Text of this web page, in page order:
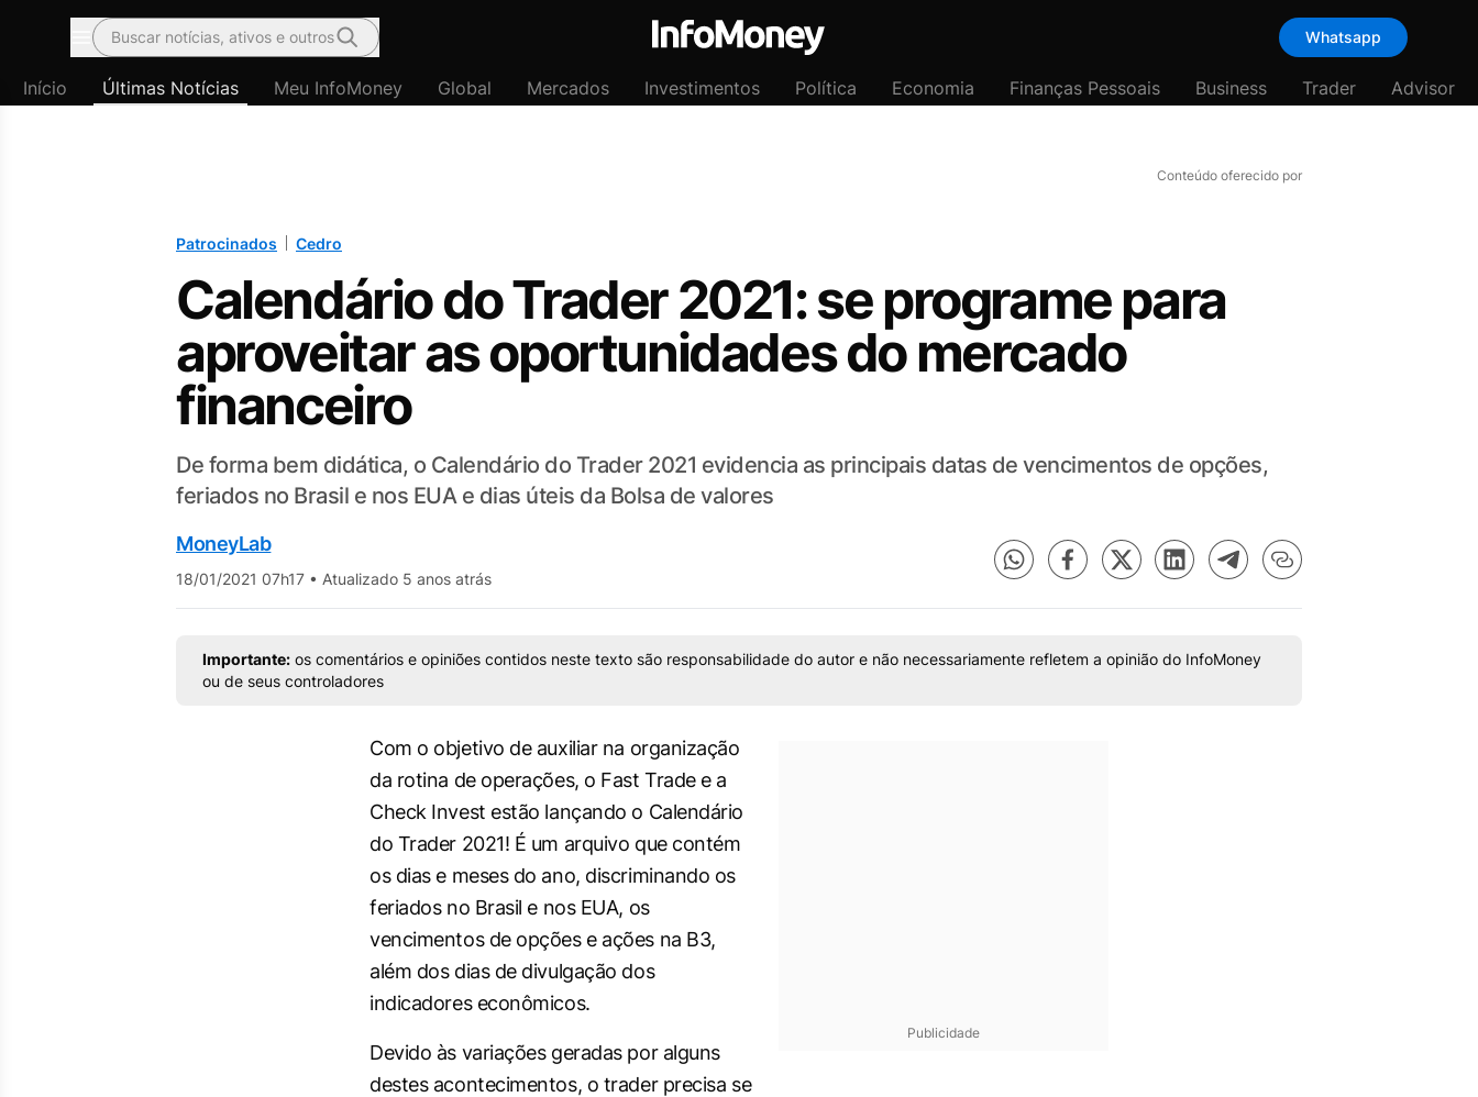
Menu
Buscar notícias, ativos e outros Whatsapp
Início Últimas Notícias Meu InfoMoney Global Mercados Investimentos Política Economia Finanças Pessoais Business Trader Advisor
Conteúdo oferecido por
Patrocinados Cedro
Calendário do Trader 2021: se programe para
aproveitar as oportunidades do mercado
financeiro
De forma bem didática, o Calendário do Trader 2021 evidencia as principais datas de vencimentos de opções,
feriados no Brasil e nos EUA e dias úteis da Bolsa de valores
MoneyLab
18/01/2021 07h17 • Atualizado 5 anos atrás
Importante: os comentários e opiniões contidos neste texto são responsabilidade do autor e não necessariamente refletem a opinião do InfoMoney
ou de seus controladores
Publicidade
Com o objetivo de auxiliar na organização
da rotina de operações, o Fast Trade e a
Check Invest estão lançando o Calendário
do Trader 2021! É um arquivo que contém
os dias e meses do ano, discriminando os
feriados no Brasil e nos EUA, os
vencimentos de opções e ações na B3,
além dos dias de divulgação dos
indicadores econômicos.
Devido às variações geradas por alguns
destes acontecimentos, o trader precisa se